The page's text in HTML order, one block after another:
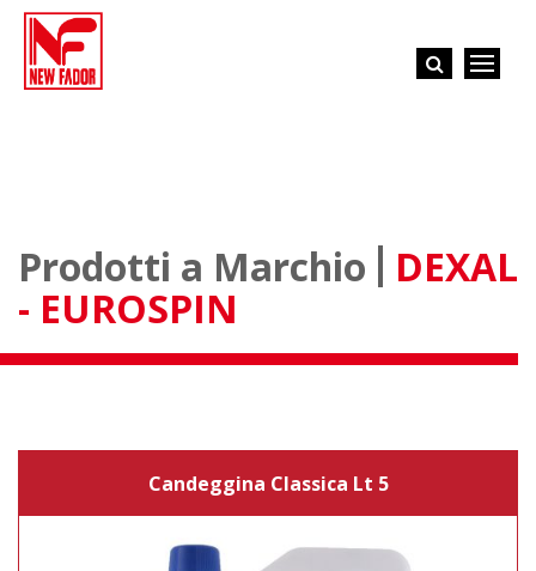
Prodotti a Marchio
DEXAL
- EUROSPIN
Candeggina Classica Lt 5